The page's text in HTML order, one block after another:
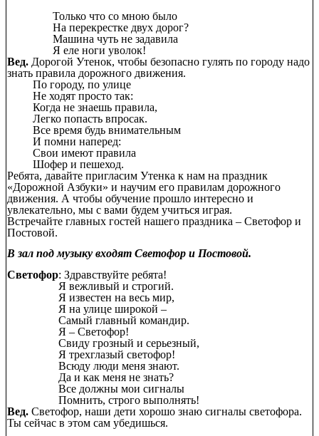
Только что со мною было
На перекрестке двух дорог?
Машина чуть не задавила
Я еле ноги уволок!
Вед. Дорогой Утенок, чтобы безопасно гулять по городу надо
знать правила дорожного движения.
По городу, по улице
Не ходят просто так:
Когда не знаешь правила,
Легко попасть впросак.
Все время будь внимательным
И помни наперед:
Свои имеют правила
Шофер и пешеход.
Ребята, давайте пригласим Утенка к нам на праздник
«Дорожной Азбуки» и научим его правилам дорожного
движения. А чтобы обучение прошло интересно и
увлекательно, мы с вами будем учиться играя.
Встречайте главных гостей нашего праздника – Светофор и
Постовой.
В зал под музыку входят Светофор и Постовой.
Светофор: Здравствуйте ребята!
Я вежливый и строгий.
Я известен на весь мир,
Я на улице широкой –
Самый главный командир.
Я – Светофор!
Свиду грозный и серьезный,
Я трехглазый светофор!
Всюду люди меня знают.
Да и как меня не знать?
Все должны мои сигналы
Помнить, строго выполнять!
Вед.Светофор, наши дети хорошо знаю сигналы светофора.
Ты сейчас в этом сам убедишься.